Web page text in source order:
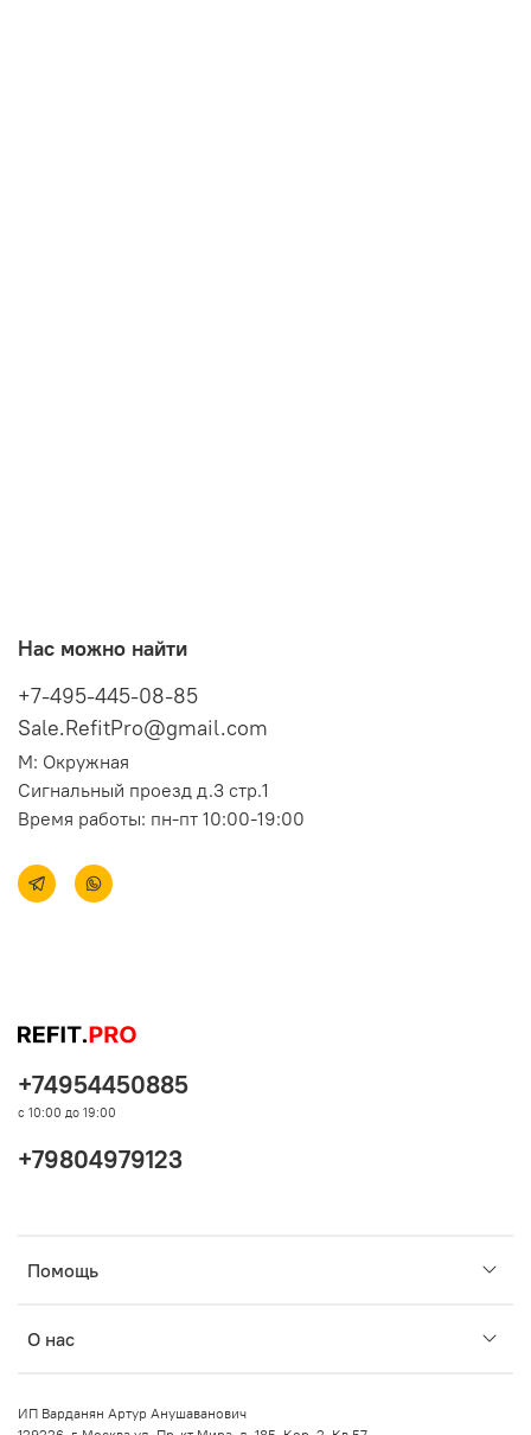
Нас можно найти
+7-495-445-08-85
Sale.RefitPro@gmail.com
М: Окружная
Сигнальный проезд д.3 стр.1
Время работы: пн-пт 10:00-19:00
Помощь
О нас
+74954450885
с 10:00 до 19:00
+79804979123
ИП Варданян Артур Анушаванович